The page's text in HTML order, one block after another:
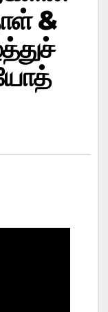
&